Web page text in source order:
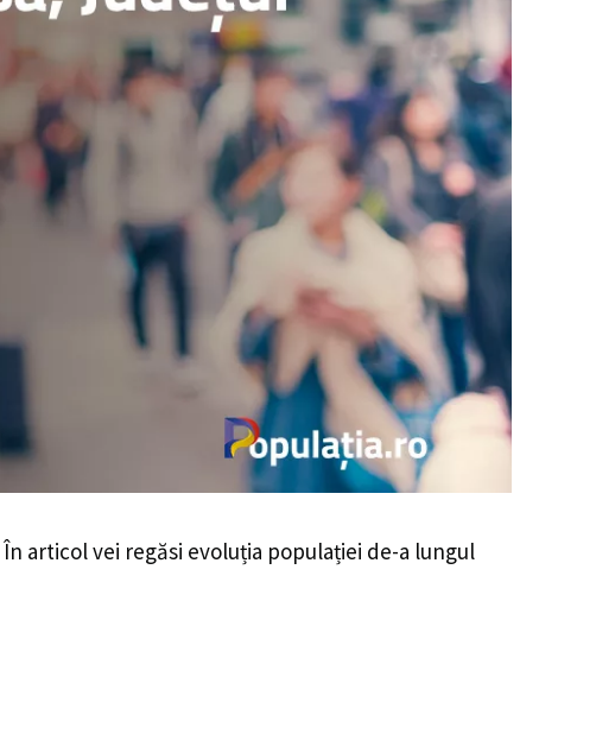
În articol vei regăsi evoluția populației de-a lungul